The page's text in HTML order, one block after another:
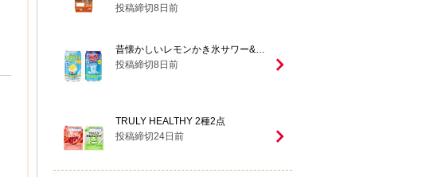
投稿締切8 日前
昔懐かしいレモンかき氷サワー&…
投稿締切8 日前
TRULY HEALTHY 2種2点
投稿締切24日前